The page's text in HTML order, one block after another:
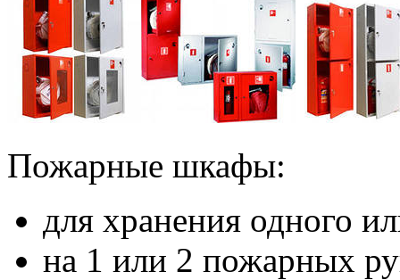
Пожарные шкафы:
для хранения одного
на 1 или 2 пожарных